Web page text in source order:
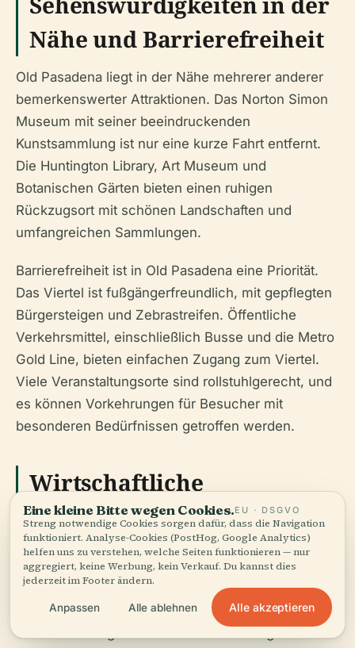
Nähe und Barrierefreiheit
Old Pasadena liegt in der Nähe mehrerer anderer
bemerkenswerter Attraktionen. Das Norton Simon
Museum mit seiner beeindruckenden
Kunstsammlung ist nur eine kurze Fahrt entfernt.
Die Huntington Library, Art Museum und
Botanischen Gärten bieten einen ruhigen
Rückzugsort mit schönen Landschaften und
umfangreichen Sammlungen.
Barrierefreiheit ist in Old Pasadena eine Priorität.
Das Viertel ist fußgängerfreundlich, mit gepflegten
Bürgersteigen und Zebrastreifen. Öffentliche
Verkehrsmittel, einschließlich Busse und die Metro
Gold Line, bieten einfachen Zugang zum Viertel.
Viele Veranstaltungsorte sind rollstuhlgerecht, und
es können Vorkehrungen für Besucher mit
besonderen Bedürfnissen getroffen werden.
Wirtschaftliche
Revitalisierung und
Gemeinschaftseinfluss
Die Revitalisierung von Old Pasadena hat
tiefgreifende Auswirkungen auf die umliegende
Gemeinschaft gehabt und dient als erfolgreiches
Eine kleine Bitte wegen Cookies.EU · DSGVO
Streng notwendige Cookies sorgen dafür, dass die Navigation
funktioniert. Analyse-Cookies (PostHog, Google Analytics)
helfen uns zu verstehen, welche Seiten funktionieren — nur
aggregiert, keine Werbung, kein Verkauf. Du kannst dies
jederzeit im Footer ändern.
Anpassen Alle ablehnen Alle akzeptieren